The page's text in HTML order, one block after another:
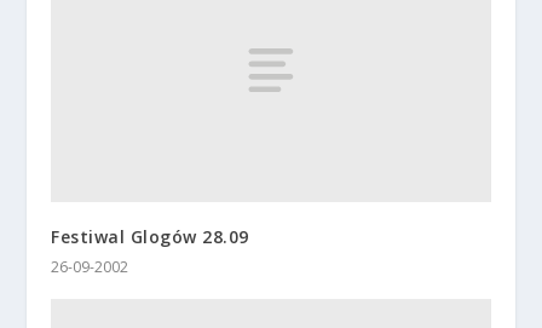
Festiwal Glogów 28.09
26-09-2002